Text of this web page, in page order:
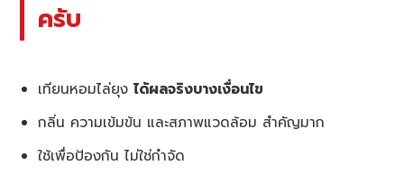
ครับ
เทียนหอมไล่ยุงได้ผลจริงบางเงื่อนไข
กลิ่น ความเข้มข้น และสภาพแวดล้อม สำคัญมาก
ใช้เพื่อป้องกัน ไม่ใช่กำจัด